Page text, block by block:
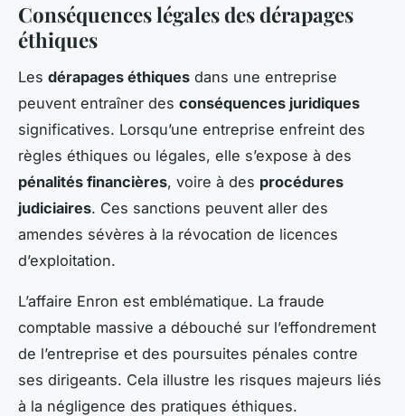
Conséquences légales des dérapages
éthiques
Les dérapages éthiques dans une entreprise
peuvent entraîner des conséquences juridiques
significatives. Lorsqu’une entreprise enfreint des
règles éthiques ou légales, elle s’expose à des
pénalités financières, voire à des procédures
judiciaires. Ces sanctions peuvent aller des
amendes sévères à la révocation de licences
d’exploitation.
L’affaire Enron est emblématique. La fraude
comptable massive a débouché sur l’effondrement
de l’entreprise et des poursuites pénales contre
ses dirigeants. Cela illustre les risques majeurs liés
à la négligence des pratiques éthiques.